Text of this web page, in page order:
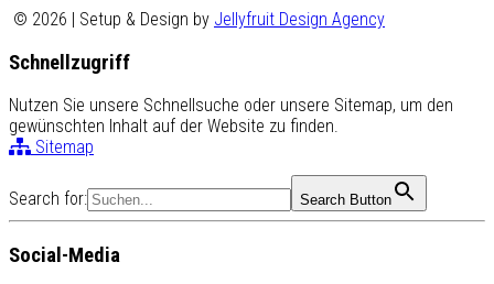
© 2026 | Setup & Design by Jellyfruit Design Agency
Schnellzugriff
Nutzen Sie unsere Schnellsuche oder unsere Sitemap, um den
gewünschten Inhalt auf der Website zu finden.
Sitemap
Search for: Search Button
Social-Media